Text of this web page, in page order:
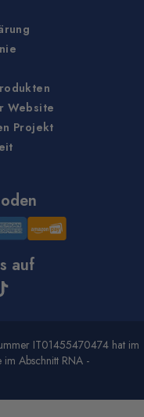
Website
Projekt
auf
IT01455470474 hat im
Abschnitt RNA -